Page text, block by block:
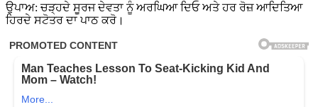
ਉਪਾਅ: ਚੜ੍ਹਦੇ ਸੂਰਜ ਦੇਵਤਾ ਨੂੰ ਅਰਘਿਆ ਦਿਓ ਅਤੇ ਹਰ ਰੋਜ਼ ਆਦਿਤਿਆ
ਹਿਰਦੇ ਸਟੋਤਰ ਦਾ ਪਾਠ ਕਰੋ।